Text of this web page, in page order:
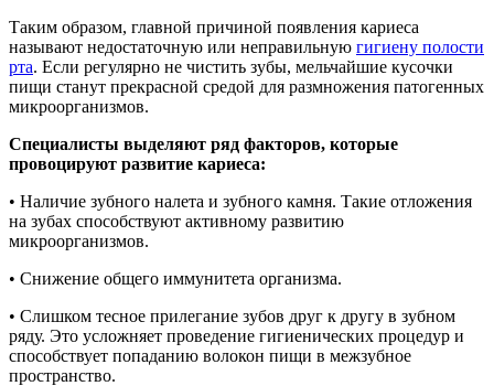
Таким образом, главной причиной появления кариеса
называют недостаточную или неправильную гигиену полости
рта. Если регулярно не чистить зубы, мельчайшие кусочки
пищи станут прекрасной средой для размножения патогенных
микроорганизмов.
Специалисты выделяют ряд факторов, которые
провоцируют развитие кариеса:
• Наличие зубного налета и зубного камня. Такие отложения
на зубах способствуют активному развитию
микроорганизмов.
• Снижение общего иммунитета организма.
• Слишком тесное прилегание зубов друг к другу в зубном
ряду. Это усложняет проведение гигиенических процедур и
способствует попаданию волокон пищи в межзубное
пространство.